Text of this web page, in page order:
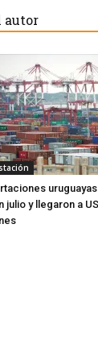
autor
julio y llegaron a